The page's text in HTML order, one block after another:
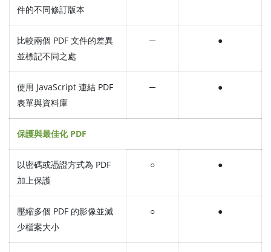
件的不同修訂版本
比較兩個 PDF 文件的差異
並標記不同之處
─ ●
使用 JavaScript 連結 PDF
表單與資料庫
─ ●
保護與最佳化 PDF
以密碼或憑證方式為 PDF
加上保護
○ ●
壓縮多個 PDF 的影像並減
少檔案大小
○ ●